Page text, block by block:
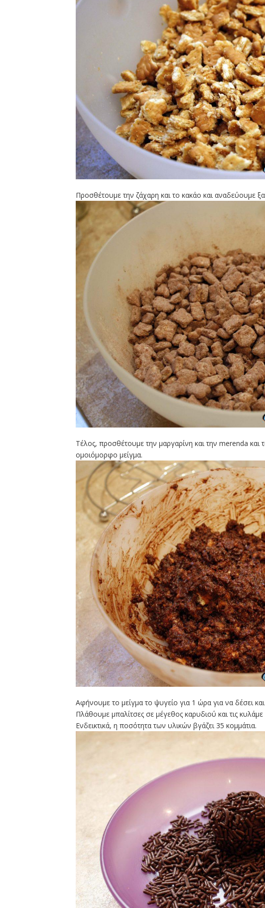
Προσθέτουμε την ζάχαρη και το κακάο και αναδεύουμε
Τέλος, προσθέτουμε την μαργαρίνη και την merenda
ομοιόμορφο μείγμα.
Αφήνουμε το μείγμα το ψυγείο για 1 ώρα για να δέσει
Πλάθουμε μπαλίτσες σε μέγεθος καρυδιού και τις
Ενδεικτικά, η ποσότητα των υλικών βγάζει 35 κομμάτια.